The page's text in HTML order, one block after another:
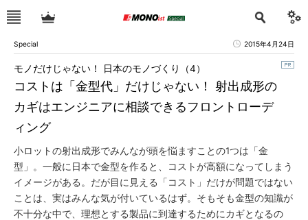
Special 2015年4月24日
コストは「金型代」だけじゃない！ 射出成形の
カギはエンジニアに相談できるフロントローデ
ィング
モノだけじゃない！ 日本のモノづくり（4）
小ロットの射出成形でみんなが頭を悩ますことの1つは「金
型」。一般に日本で金型を作ると、コストが高額になってしまう
イメージがある。だが目に見える「コスト」だけが問題ではない
ことは、実はみんな気が付いているはず。そもそも金型の知識が
不十分な中で、理想とする製品に到達するためにカギとなるの